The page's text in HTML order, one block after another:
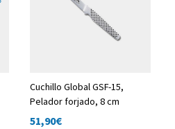
Cuchillo Global GSF-15,
Pelador forjado, 8 cm
51,90€